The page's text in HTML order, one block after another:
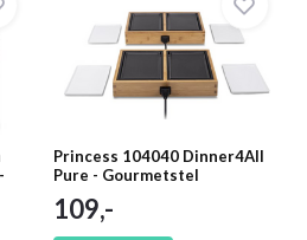
Princess 104040 Dinner4All
Pure - Gourmetstel
109,-